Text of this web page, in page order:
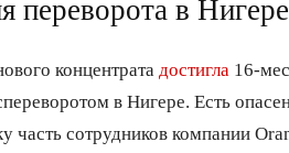
переворота в Нигере
концентрата достигла 16-
в Нигере. Есть
часть сотрудников компании